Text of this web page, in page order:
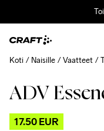
ADV
17.50 EUR
Koti Naisille Vaatteet
Outlet